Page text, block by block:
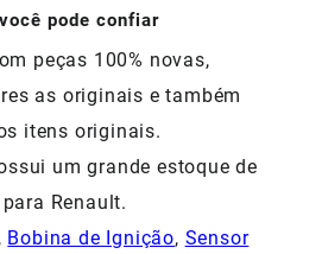
pode confiar
peças 100% novas,
as originais e também
itens originais.
um grande estoque de
Renault.
Bobina de Ignição, Sensor